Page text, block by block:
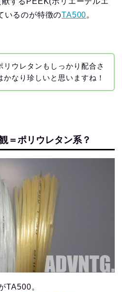
いるのが特徴のTA500。
リウレタンもしっかり配合さ
かなり珍しいと思いますね！
＝ポリウレタン系？
TA500。